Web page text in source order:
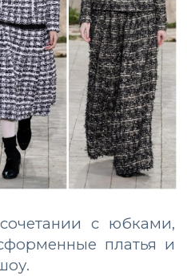
с юбками,
платья и